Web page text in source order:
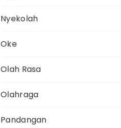
Nyekolah
Oke
Olah Rasa
Olahraga
Pandangan